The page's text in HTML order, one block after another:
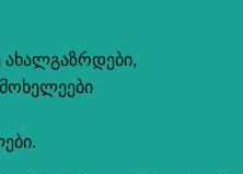
ახალგაზრდები,